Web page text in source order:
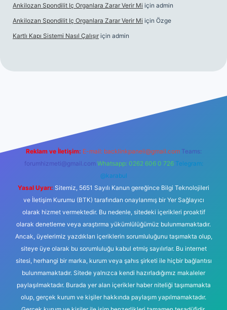
Ankilozan Spondilit Iç Organlara Zarar Verir Mi için admin
Ankilozan Spondilit Iç Organlara Zarar Verir Mi için Özge
Kartlı Kapı Sistemi Nasıl Çalışır için admin
Reklam ve İletişim: E-mail: backlinkpaneli@gmail.com Teams:
forumhizmeti@gmail.com Whatsapp: 0262 606 0 726 Telegram:
@karabul
Yasal Uyarı: Sitemiz, 5651 Sayılı Kanun gereğince Bilgi Teknolojileri
ve İletişim Kurumu (BTK) tarafından onaylanmış bir Yer Sağlayıcı
olarak hizmet vermektedir. Bu nedenle, sitedeki içerikleri proaktif
olarak denetleme veya araştırma yükümlülüğümüz bulunmamaktadır.
Ancak, üyelerimiz yazdıkları içeriklerin sorumluluğunu taşımakta olup,
siteye üye olarak bu sorumluluğu kabul etmiş sayılırlar. Bu internet
sitesi, herhangi bir marka, kurum veya şahıs şirketi ile hiçbir bağlantısı
bulunmamaktadır. Sitede yalnızca kendi hazırladığımız makaleler
paylaşılmaktadır. Burada yer alan içerikler haber niteliği taşımamakta
olup, gerçek kurum ve kişiler hakkında paylaşım yapılmamaktadır.